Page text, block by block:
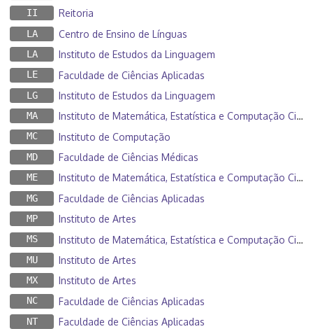
II Reitoria
LA Centro de Ensino de Línguas
LA Instituto de Estudos da Linguagem
LE Faculdade de Ciências Aplicadas
LG Instituto de Estudos da Linguagem
MA Instituto de Matemática, Estatística e Computação Científica
MC Instituto de Computação
MD Faculdade de Ciências Médicas
ME Instituto de Matemática, Estatística e Computação Científica
MG Faculdade de Ciências Aplicadas
MP Instituto de Artes
MS Instituto de Matemática, Estatística e Computação Científica
MU Instituto de Artes
MX Instituto de Artes
NC Faculdade de Ciências Aplicadas
NT Faculdade de Ciências Aplicadas